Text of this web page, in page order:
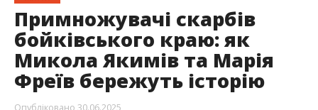
Примножувачі скарбів
бойківського краю: як
Микола Якимів та Марія
Фреїв бережуть історію
Опубліковано 30.06.2025